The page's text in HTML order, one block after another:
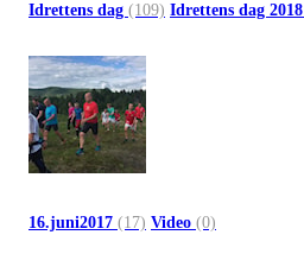
Idrettens dag (109) Idrettens dag 2018
16.juni2017 (17) Video (0)